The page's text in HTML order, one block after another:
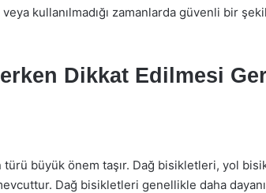
kullanılmadığı zamanlarda güvenli bir
Dikkat Edilmesi
türü büyük önem taşır. Dağ bisikletleri, yol
Dağ bisikletleri genellikle daha